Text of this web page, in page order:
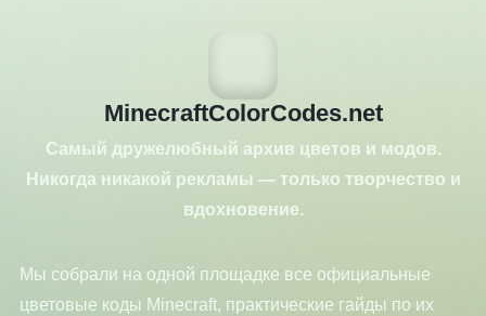
MinecraftColorCodes.net
Самый дружелюбный архив цветов и модов.
Никогда никакой рекламы — только творчество и
вдохновение.
Мы собрали на одной площадке все официальные
цветовые коды Minecraft, практические гайды по их